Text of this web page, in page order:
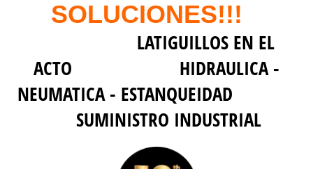
SOLUCIONES!!!
LATIGUILLOS EN EL
ACTO HIDRAULICA -
NEUMATICA - ESTANQUEIDAD
SUMINISTRO INDUSTRIAL